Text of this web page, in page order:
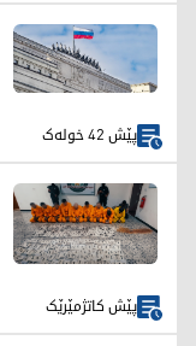
پێش 42 خولەک
پێش کاتژمێرێک